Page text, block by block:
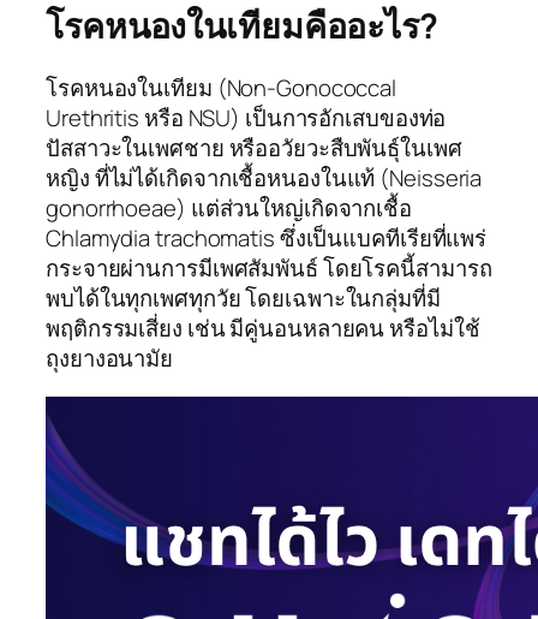
โรคหนองในเทียมคืออะไร?
โรคหนองในเทียม (Non-Gonococcal
Urethritis หรือ NSU) เป็นการอักเสบของท่อ
ปัสสาวะในเพศชาย หรืออวัยวะสืบพันธุ์ในเพศ
หญิง ที่ไม่ได้เกิดจากเชื้อหนองในแท้ (Neisseria
gonorrhoeae) แต่ส่วนใหญ่เกิดจากเชื้อ
Chlamydia trachomatis ซึ่งเป็นแบคทีเรียที่แพร่
กระจายผ่านการมีเพศสัมพันธ์ โดยโรคนี้สามารถ
พบได้ในทุกเพศทุกวัย โดยเฉพาะในกลุ่มที่มี
พฤติกรรมเสี่ยง เช่น มีคู่นอนหลายคน หรือไม่ใช้
ถุงยางอนามัย